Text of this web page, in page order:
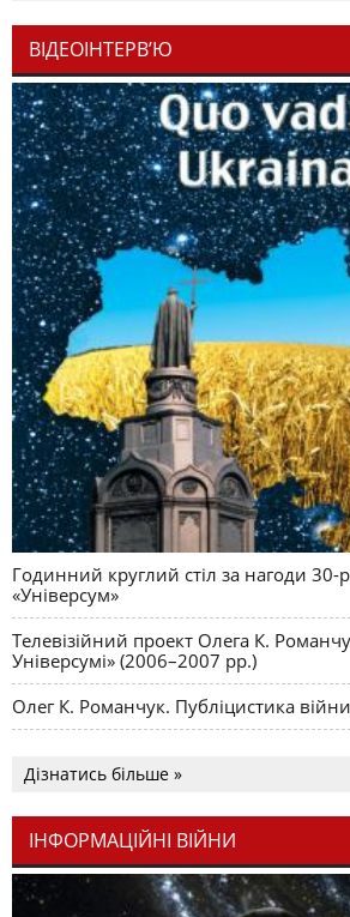
ВІДЕОІНТЕРВ’Ю
Годинний круглий стіл за нагоди 30-
«Універсум»
Телевізійний проект Олега К.
Універсумі» (2006–2007 рр.)
Олег К. Романчук. Публіцистика
Дізнатись більше »
ІНФОРМАЦІЙНІ ВІЙНИ